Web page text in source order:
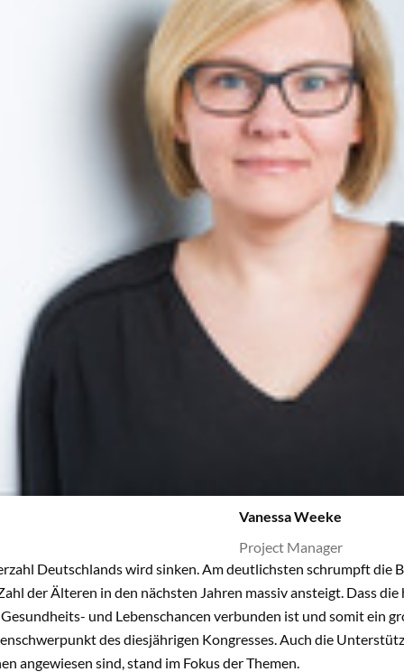
Vanessa Weeke
Project Manager
Deutschlands wird sinken. Am deutlichsten schrumpft die
der Älteren in den nächsten Jahren massiv ansteigt. Dass
und Lebenschancen verbunden ist und somit ein
des diesjährigen Kongresses. Auch die
angewiesen sind, stand im Fokus der Themen.